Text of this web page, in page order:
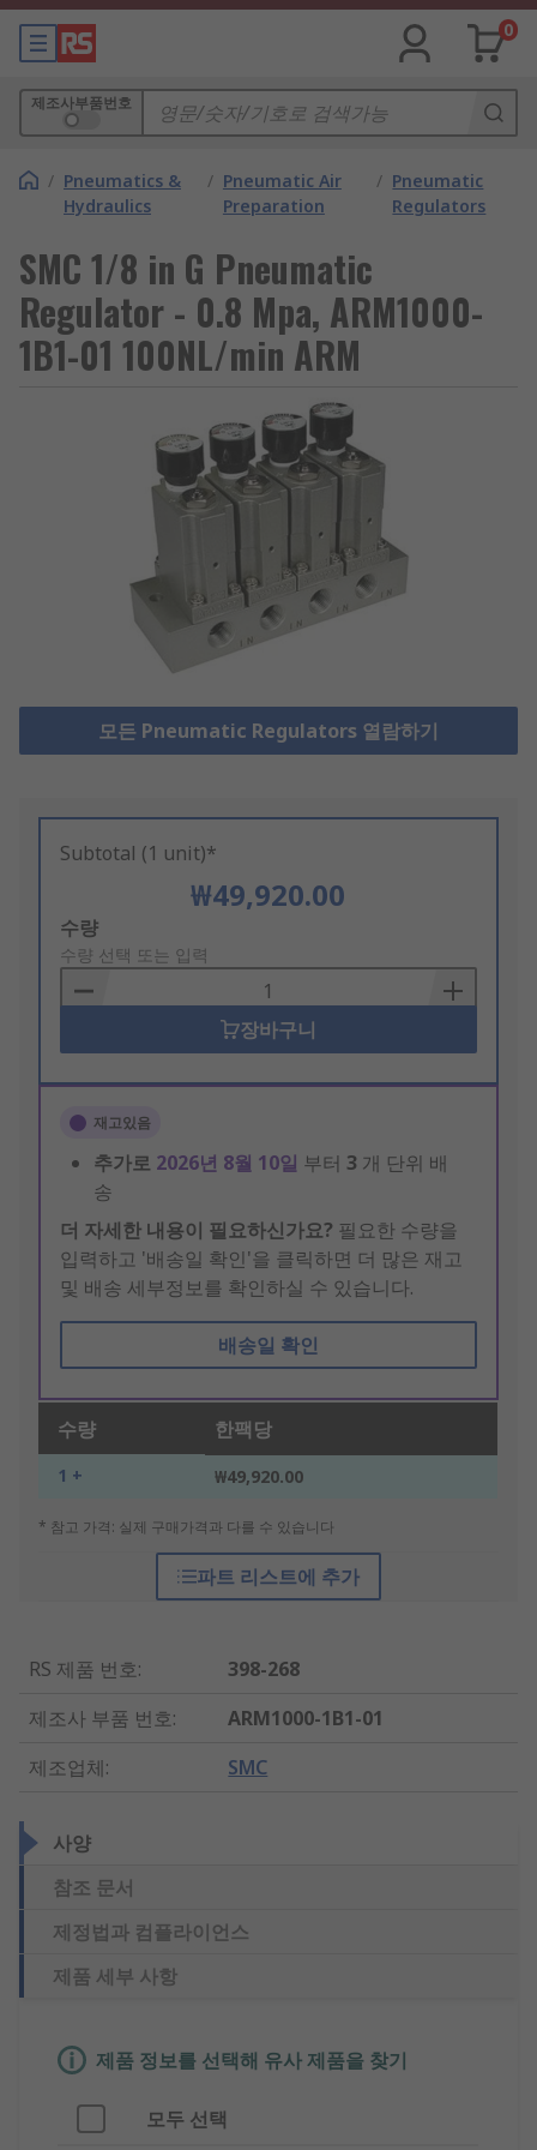
0
제조사부품번호
/ Pneumatics &
Hydraulics
/ Pneumatic Air
Preparation
/ Pneumatic
Regulators
SMC 1/8 in G Pneumatic
Regulator - 0.8 Mpa, ARM1000-
1B1-01 100NL/min ARM
모든 Pneumatic Regulators 열람하기
Subtotal (1 unit)*
₩49,920.00
Add
to
Basket
수량
수량 선택 또는 입력
장바구니
재고있음
추가로 2026년 8월 10일 부터 3 개 단위 배
송
더 자세한 내용이 필요하신가요? 필요한 수량을
입력하고 '배송일 확인'을 클릭하면 더 많은 재고
및 배송 세부정보를 확인하실 수 있습니다.
배송일 확인
수량 한팩당
1 + ₩49,920.00
* 참고 가격: 실제 구매가격과 다를 수 있습니다
파트 리스트에 추가
RS 제품 번호:
398-268
제조사 부품 번호:
ARM1000-1B1-01
제조업체: SMC
사양
참조 문서
제정법과 컴플라이언스
제품 세부 사항
제품 정보를 선택해 유사 제품을 찾기
모두 선택